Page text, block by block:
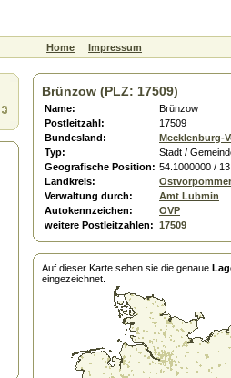
Home Impressum
Brünzow (PLZ: 17509)
Name:
Brünzow
Postleitzahl:
17509
Bundesland:
Mecklenburg-
Typ:
Stadt /
Geografische Position: 54.1000000 /
Landkreis:
Verwaltung durch:
Amt Lubmin
Autokennzeichen:
OVP
weitere Postleitzahlen: 17509
Auf dieser Karte sehen sie die genaue
eingezeichnet.